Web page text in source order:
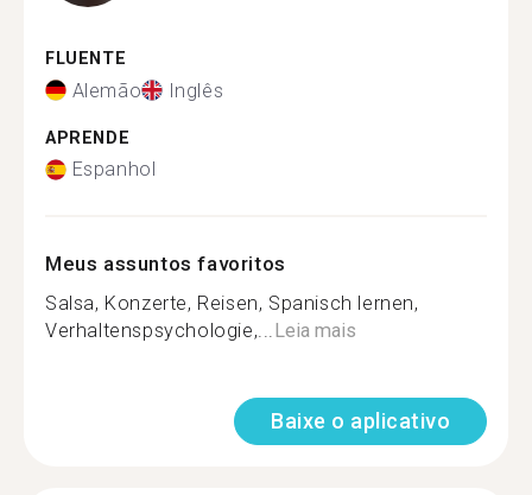
FLUENTE
Alemão Inglês
APRENDE
Espanhol
Meus assuntos favoritos
Salsa, Konzerte, Reisen, Spanisch lernen,
Verhaltenspsychologie,...Leia mais
Baixe o aplicativo